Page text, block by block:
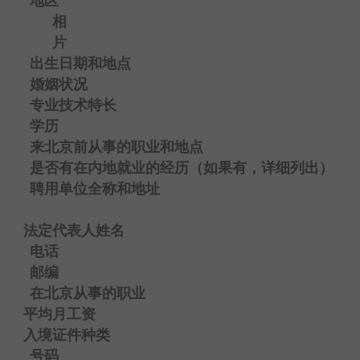
相
片
出生日期和地点
婚姻状况
专业技术特长
学历
来北京前从事的职业和地点
是否有在内地就业的经历（如果有，详细列出）
聘用单位全称和地址
法定代表人姓名
电话
邮编
在北京从事的职业
平均月工资
入境证件种类
号码